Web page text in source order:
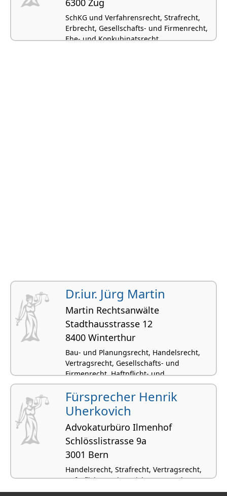
6300 Zug
SchKG und Verfahrensrecht, Strafrecht,
Erbrecht, Gesellschafts- und Firmenrecht,
Ehe- und Konkubinatsrecht
Dr.iur. Jürg Martin
Martin Rechtsanwälte
Stadthausstrasse 12
8400 Winterthur
Bau- und Planungsrecht, Handelsrecht,
Vertragsrecht, Gesellschafts- und
Firmenrecht, Haftpflicht- und
Versicherungsrecht
Fürsprecher Henrik
Uherkovich
Advokaturbüro Ilmenhof
Schlösslistrasse 9a
3001 Bern
Handelsrecht, Strafrecht, Vertragsrecht,
Haftpflicht- und Versicherungsrecht,
Internationales Recht